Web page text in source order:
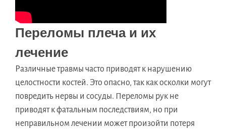
Переломы плеча и их
лечение
Различные травмы часто приводят к нарушению
целостности костей. Это опасно, так как осколки могут
повредить нервы и сосуды. Переломы рук не
приводят к фатальным последствиям, но при
неправильном лечении может произойти потеря